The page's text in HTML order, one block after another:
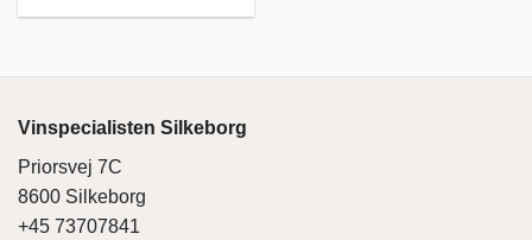
Vinspecialisten Silkeborg
Priorsvej 7C
8600 Silkeborg
+45 73707841